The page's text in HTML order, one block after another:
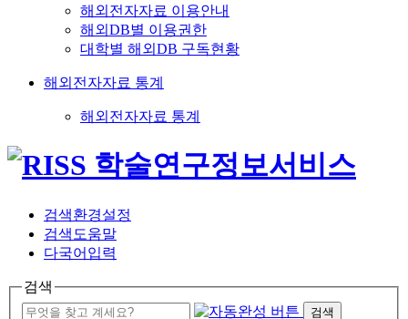
해외전자자료 이용안내
해외DB별 이용권한
대학별 해외DB 구독현황
해외전자자료 통계
해외전자자료 통계
검색환경설정
검색도움말
다국어입력
검색
검색